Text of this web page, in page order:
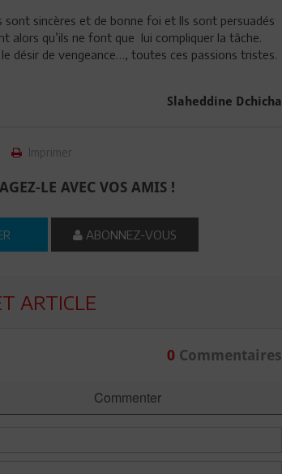
sincères et de bonne foi et Ils sont persuadés
alors qu’ils ne font que lui compliquer la tâche.
désir de vengeance…, toutes ces passions tristes.
Slaheddine Dchicha
Imprimer
LE AVEC VOS AMIS !
ABONNEZ-VOUS
ARTICLE
0Commentaires
Commenter